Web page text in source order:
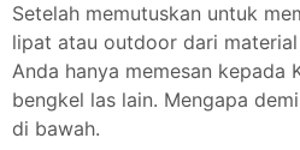
Setelah memutuskan untuk
lipat atau outdoor dari
Anda hanya memesan kepada
bengkel las lain. Mengapa
di bawah.